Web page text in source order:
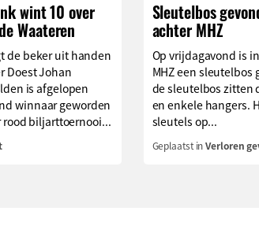
wint 10 over
Waateren
de beker uit handen
Doest Johan
is afgelopen
winnaar geworden
rood biljarttoernooi...
Sleutelbos
achter MHZ
Op vrijdagavond is
MHZ een sleutelbos
de sleutelbos zitten
en enkele hangers.
sleutels op...
Geplaatst inVerloren